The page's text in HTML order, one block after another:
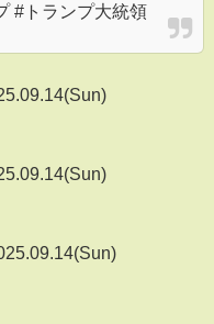
#トランプ大統領